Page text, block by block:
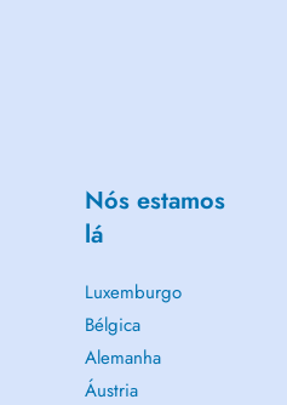
Nós estamos
lá
Luxemburgo
Bélgica
Alemanha
Áustria